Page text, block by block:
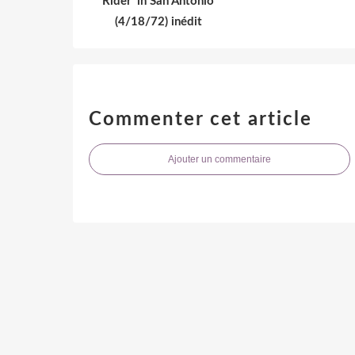
(4/18/72) inédit
Commenter cet article
Ajouter un commentaire